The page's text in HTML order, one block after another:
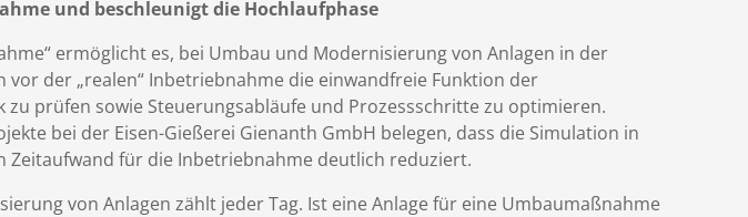
und beschleunigt die Hochlaufphase
ermöglicht es, bei Umbau und Modernisierung von Anlagen in der
vor der „realen“ Inbetriebnahme die einwandfreie Funktion der
prüfen sowie Steuerungsabläufe und Prozessschritte zu optimieren.
bei der Eisen-Gießerei Gienanth GmbH belegen, dass die Simulation in
Zeitaufwand für die Inbetriebnahme deutlich reduziert.
von Anlagen zählt jeder Tag. Ist eine Anlage für eine Umbaumaßnahme